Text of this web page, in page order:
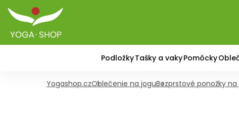
PodložkyTašky a vakyPomôcky
Yogashop.czOblečenie na joguBezprstové ponožky na